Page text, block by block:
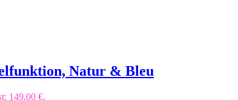
Natur & Bleu
149,00 €.